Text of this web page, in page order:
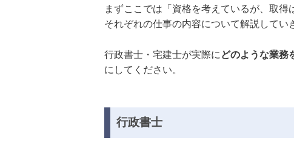
まずここでは「資格を考えているが、取
それぞれの仕事の内容について解説してい
行政書士・宅建士が実際に どのような業務
にしてください。
行政書士